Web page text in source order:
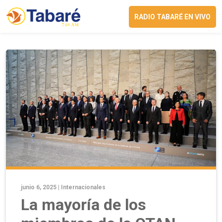
RADIO TABARÉ EN VIVO
junio 6, 2025 | Internacionales
La mayoría de los